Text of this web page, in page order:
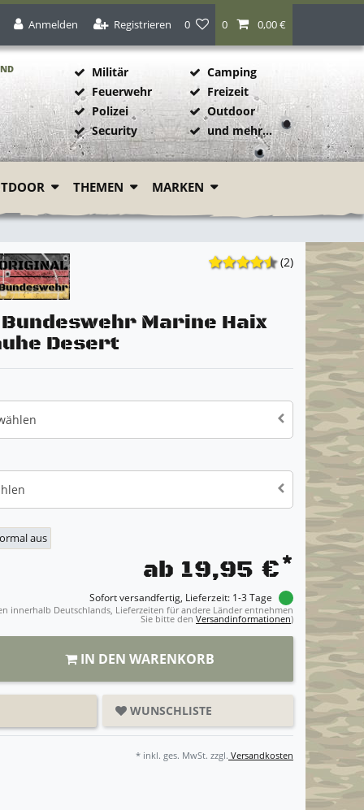
Anmelden Registrieren 0 0 0,00 €
Militär
Feuerwehr
Polizei
Security
Camping
Freizeit
Outdoor
und mehr...
THEMEN MARKEN
(2)
Marine Haix
Desert
aus
ab 19,95 €*
Sofort versandfertig, Lieferzeit: 1-3 Tage
innerhalb Deutschlands, Lieferzeiten für andere Länder entnehmen
Sie bitte den Versandinformationen)
IN DEN WARENKORB
WUNSCHLISTE
* inkl. ges. MwSt. zzgl. Versandkosten